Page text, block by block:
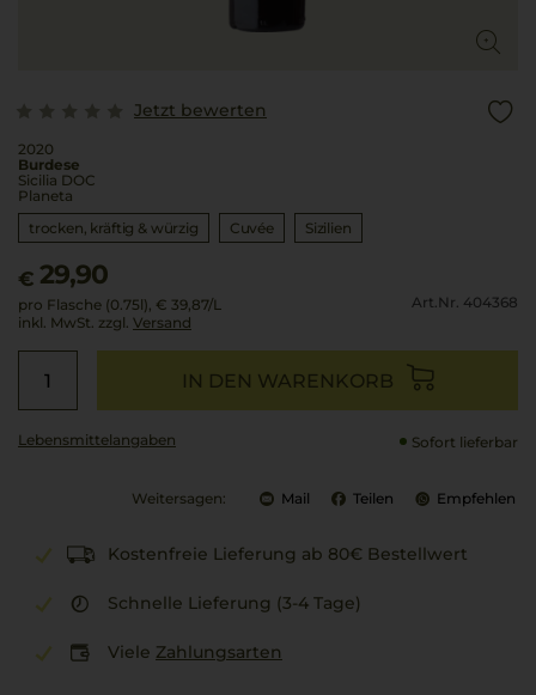
Jetzt bewerten
2020
Burdese
Sicilia DOC
Planeta
trocken, kräftig & würzig
Cuvée Sizilien
€ 29,90
pro Flasche (0.75l), € 39,87/L
inkl. MwSt. zzgl. Versand
Art.Nr. 404368
IN DEN WARENKORB
Lebensmittel­angaben Sofort lieferbar
Weitersagen: Mail Teilen Empfehlen
Kostenfreie Lieferung ab 80€ Bestellwert
Schnelle Lieferung (3-4 Tage)
Viele Zahlungsarten